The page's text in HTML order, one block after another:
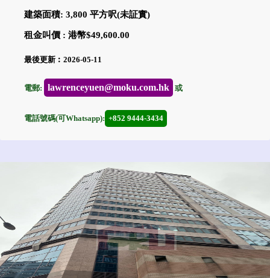
建築面積: 3,800 平方呎(未証實)
租金叫價 : 港幣$49,600.00
最後更新︰2026-05-11
電郵: lawrenceyuen@moku.com.hk 或
電話號碼(可Whatsapp): +852 9444-3434